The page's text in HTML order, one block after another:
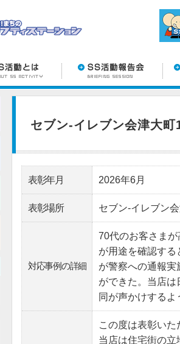
セブン-イレブン会津大町
表彰年月 2026年6月
表彰場所 セブン-イレブン
対応事例の詳細
70代のお客さま
が用途を確認する
が警察への通報実
ができた。当店
同が声かけするよ
この度は表彰いた
当店は住宅街の